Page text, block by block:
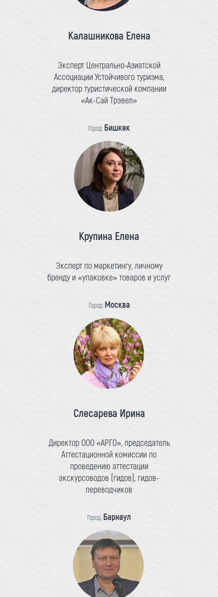
Калашникова Елена
Эксперт Центрально-Азиатской
Ассоциации Устойчивого туризма,
директор туристической компании
«Ак-Сай Трэвел»
Город: Бишкек
Крупина Елена
Эксперт по маркетингу, личному
бренду и «упаковке» товаров и услуг
Город: Москва
Слесарева Ирина
Директор ООО «АРГО», председатель
Аттестационной комиссии по
проведению аттестации
экскурсоводов (гидов), гидов-
переводчиков
Город: Барнаул